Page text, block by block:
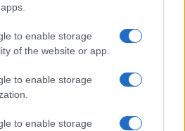
to enable storage
of the website or app.
to enable storage
to enable storage
$0.200